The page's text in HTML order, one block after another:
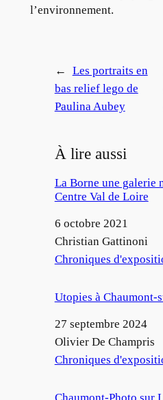
l’environnement.
←
Les portraits en
bas relief lego de
Paulina Aubey
À lire aussi
La Borne une galerie
Centre Val de Loire
Date
6 octobre 2021
Auteur
Christian Gattinoni
Par rapport à
Chroniques
Utopies à
Date
27 septembre 2024
Auteur
Olivier De Champris
Par rapport à
Chroniques